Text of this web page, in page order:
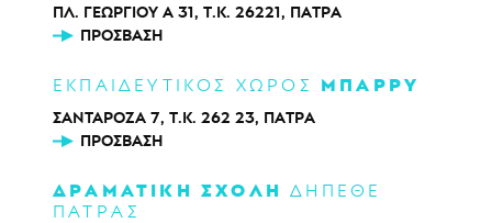
ΠΛ. ΓΕΩΡΓΙΟΥ Α 31, Τ.Κ. 26221, ΠΑΤΡΑ
ΠΡΌΣΒΑΣΗ
ΕΚΠΑΙΔΕΥΤΙΚΟΣ ΧΩΡΟΣ ΜΠΑΡΡΥ
ΣΑΝΤΑΡΟΖΑ 7, Τ.Κ. 262 23, ΠΑΤΡΑ
ΠΡΌΣΒΑΣΗ
ΔΡΑΜΑΤΙΚΗ ΣΧΟΛΗ ΔΗΠΕΘΕ
ΠΑΤΡΑΣ